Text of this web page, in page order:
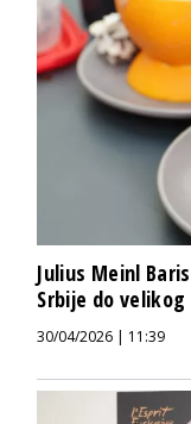
Julius Meinl
Srbije do
30/04/2026 | 11:39